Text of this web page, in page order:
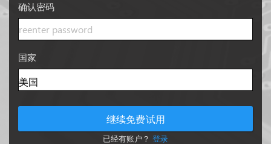
确认密码
国家
继续免费试用
已经有账户？登录